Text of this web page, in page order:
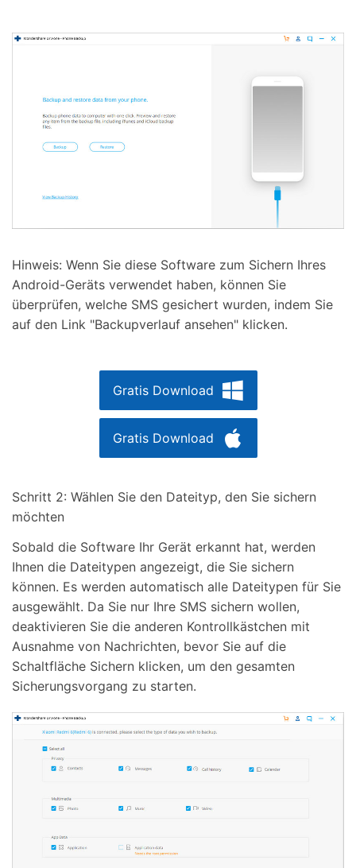
Hinweis: Wenn Sie diese Software zum Sichern Ihres
Android-Geräts verwendet haben, können Sie
überprüfen, welche SMS gesichert wurden, indem Sie
auf den Link "Backupverlauf ansehen" klicken.
Gratis Download
Gratis Download
Schritt 2: Wählen Sie den Dateityp, den Sie sichern
möchten
Sobald die Software Ihr Gerät erkannt hat, werden
Ihnen die Dateitypen angezeigt, die Sie sichern
können. Es werden automatisch alle Dateitypen für Sie
ausgewählt. Da Sie nur Ihre SMS sichern wollen,
deaktivieren Sie die anderen Kontrollkästchen mit
Ausnahme von Nachrichten, bevor Sie auf die
Schaltfläche Sichern klicken, um den gesamten
Sicherungsvorgang zu starten.